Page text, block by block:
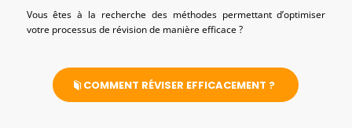
Vous êtes à la recherche des méthodes permettant d’optimiser
votre processus de révision de manière efficace ?
COMMENT RÉVISER EFFICACEMENT ?